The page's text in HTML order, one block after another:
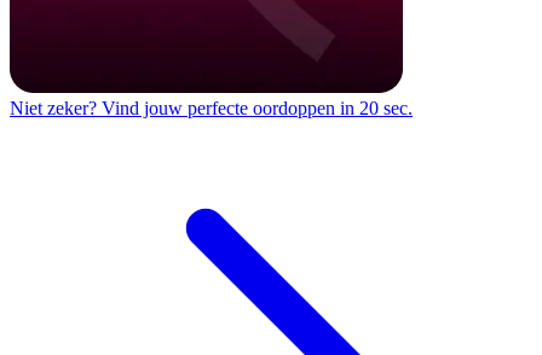
Niet zeker? Vind jouw perfecte oordoppen in 20 sec.